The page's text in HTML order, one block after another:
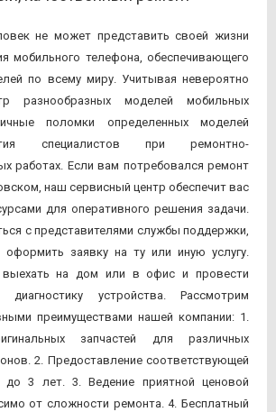
не может представить своей жизни
мобильного телефона, обеспечивающего
по всему миру. Учитывая невероятно
разнообразных моделей мобильных
поломки определенных моделей
специалистов при ремонтно-
работах. Если вам потребовался ремонт
наш сервисный центр обеспечит вас
для оперативного решения задачи.
с представителями службы поддержки,
оформить заявку на ту или иную услугу.
на дом или в офис и провести
диагностику устройства. Рассмотрим
преимуществами нашей компании: 1.
запчастей для различных
2. Предоставление соответствующей
до 3 лет. 3. Ведение приятной ценовой
от сложности ремонта. 4. Бесплатный